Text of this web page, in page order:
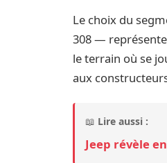
Le choix du
308 — représente
le terrain où se
aux
📖 Lire aussi :
Jeep révèle